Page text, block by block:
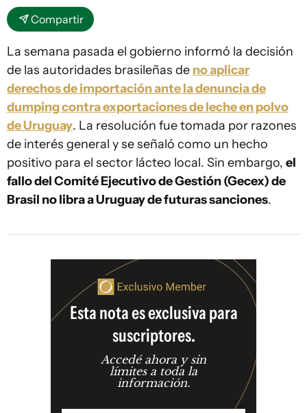
Compartir
La semana pasada el gobierno informó la decisión
de las autoridades brasileñas de no aplicar
derechos de importación ante la denuncia de
dumping contra exportaciones de leche en polvo
de Uruguay. La resolución fue tomada por razones
de interés general y se señaló como un hecho
positivo para el sector lácteo local. Sin embargo, el
fallo del Comité Ejecutivo de Gestión (Gecex) de
Brasil no libra a Uruguay de futuras sanciones.
Esta nota es exclusiva para
suscriptores.
Accedé ahora y sin
límites a toda la
información.